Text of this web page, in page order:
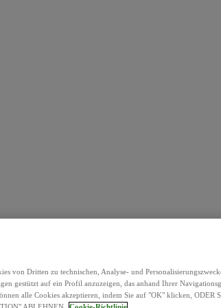
von Dritten zu technischen, Analyse- und
gestützt auf ein Profil anzuzeigen, das anhand Ihrer
alle Cookies akzeptieren, indem Sie auf "OK" klicken, ODER